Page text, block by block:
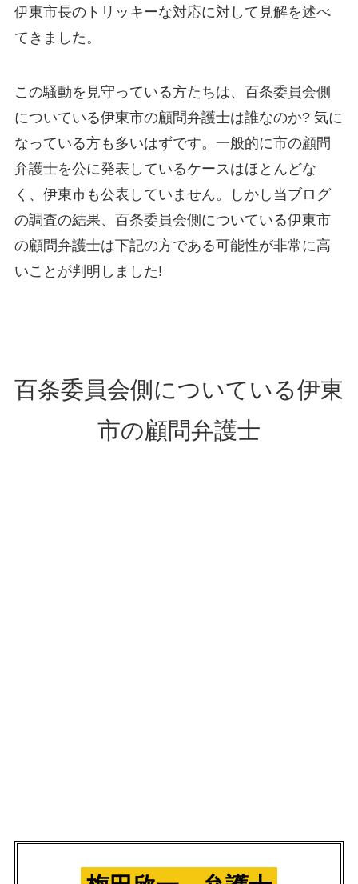
伊東市長のトリッキーな対応に対して見解を述べ
てきました。
この騒動を見守っている方たちは、百条委員会側
についている伊東市の顧問弁護士は誰なのか? 気に
なっている方も多いはずです。一般的に市の顧問
弁護士を公に発表しているケースはほとんどな
く、伊東市も公表していません。しかし当ブログ
の調査の結果、百条委員会側についている伊東市
の顧問弁護士は下記の方である可能性が非常に高
いことが判明しました!
百条委員会側についている伊東
市の顧問弁護士